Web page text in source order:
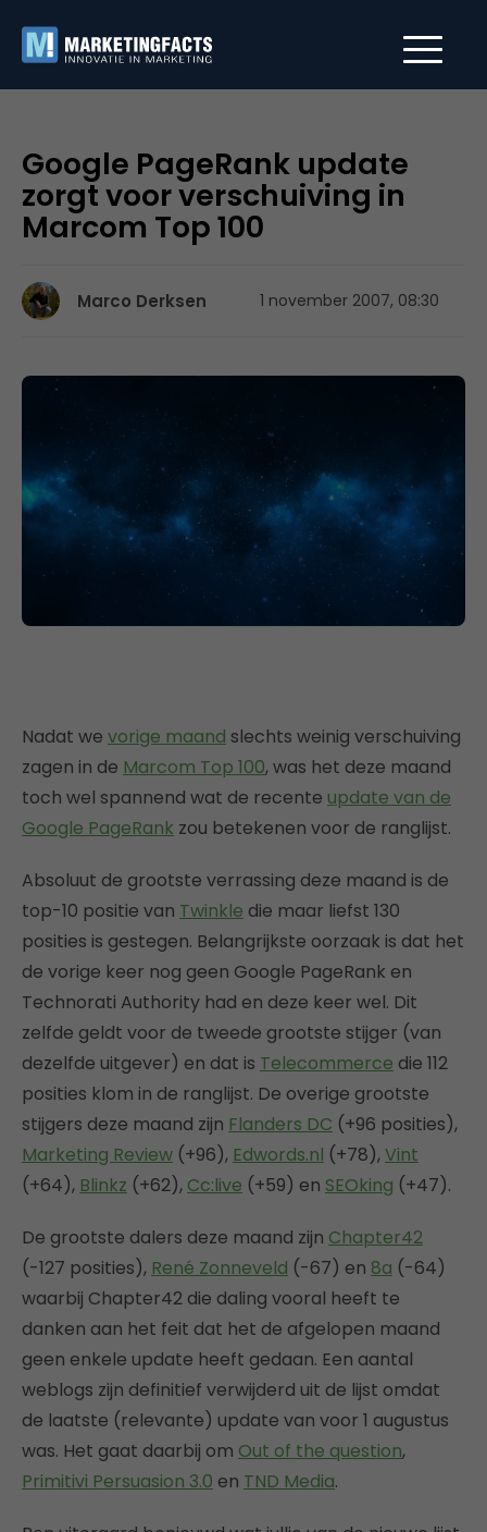
Google PageRank update
zorgt voor verschuiving in
Marcom Top 100
Marco Derksen 1 november 2007, 08:30
Nadat we vorige maand slechts weinig verschuiving
zagen in de Marcom Top 100, was het deze maand
toch wel spannend wat de recente update van de
Google PageRank zou betekenen voor de ranglijst.
Absoluut de grootste verrassing deze maand is de
top-10 positie van Twinkle die maar liefst 130
posities is gestegen. Belangrijkste oorzaak is dat het
de vorige keer nog geen Google PageRank en
Technorati Authority had en deze keer wel. Dit
zelfde geldt voor de tweede grootste stijger (van
dezelfde uitgever) en dat is Telecommerce die 112
posities klom in de ranglijst. De overige grootste
stijgers deze maand zijn Flanders DC (+96 posities),
Marketing Review (+96), Edwords.nl (+78),Vint
(+64), Blinkz (+62), Cc:live (+59) en SEOking (+47).
De grootste dalers deze maand zijn Chapter42
(-127 posities), René Zonneveld (-67) en 8a (-64)
waarbij Chapter42 die daling vooral heeft te
danken aan het feit dat het de afgelopen maand
geen enkele update heeft gedaan. Een aantal
weblogs zijn definitief verwijderd uit de lijst omdat
de laatste (relevante) update van voor 1 augustus
was. Het gaat daarbij om Out of the question,
Primitivi Persuasion 3.0 en TND Media.